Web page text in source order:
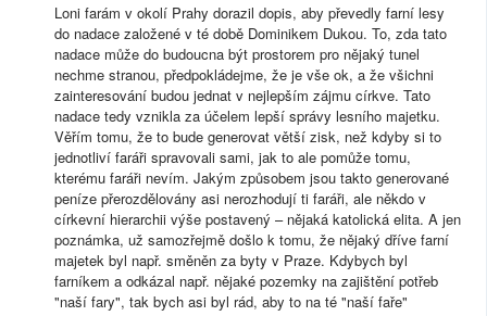
Loni farám v okolí Prahy dorazil dopis, aby převedly farní lesy
do nadace založené v té době Dominikem Dukou. To, zda tato
nadace může do budoucna být prostorem pro nějaký tunel
nechme stranou, předpokládejme, že je vše ok, a že všichni
zainteresování budou jednat v nejlepším zájmu církve. Tato
nadace tedy vznikla za účelem lepší správy lesního majetku.
Věřím tomu, že to bude generovat větší zisk, než kdyby si to
jednotliví faráři spravovali sami, jak to ale pomůže tomu,
kterému faráři nevím. Jakým způsobem jsou takto generované
peníze přerozdělovány asi nerozhodují ti faráři, ale někdo v
církevní hierarchii výše postavený – nějaká katolická elita. A jen
poznámka, už samozřejmě došlo k tomu, že nějaký dříve farní
majetek byl např. směněn za byty v Praze. Kdybych byl
farníkem a odkázal např. nějaké pozemky na zajištění potřeb
"naší fary", tak bych asi byl rád, aby to na té "naší faře"